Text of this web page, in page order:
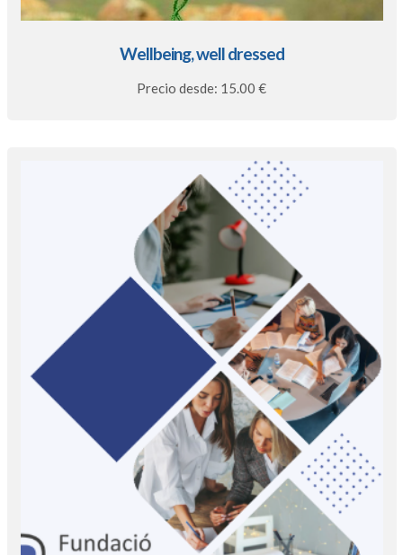
Wellbeing, well dressed
Precio desde: 15.00 €